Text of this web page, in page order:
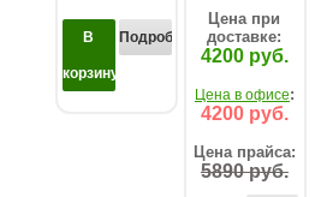
В
корзину
Подробнее...
Цена при
доставке:
4200 руб.
Цена в офисе:
4200 руб.
Цена прайса:
5890 руб.